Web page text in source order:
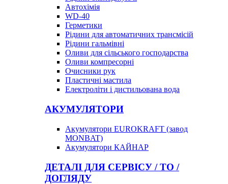
Автохімія
WD-40
Герметики
Рідини для автоматичних трансмісій
Рідини гальмівні
Оливи для сільського господарства
Оливи компресорні
Очисники рук
Пластичні мастила
Електроліти і дистильована вода
АКУМУЛЯТОРИ
Акумулятори EUROKRAFT (завод
MONBAT)
Акумулятори КАЙНАР
ДЕТАЛІ ДЛЯ СЕРВІСУ / ТО /
ДОГЛЯДУ